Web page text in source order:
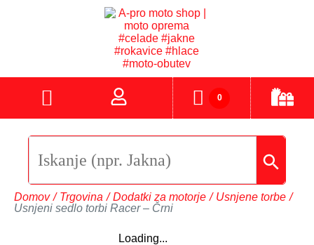
0
Domov / Trgovina / Dodatki za motorje / Usnjene torbe /
Usnjeni sedlo torbi Racer – Črni
Loading...